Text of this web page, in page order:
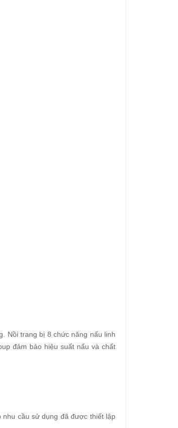
Nồi trang bị 8 chức năng nấu linh
đảm bảo hiệu suất nấu và chất
cầu sử dụng đã được thiết lập